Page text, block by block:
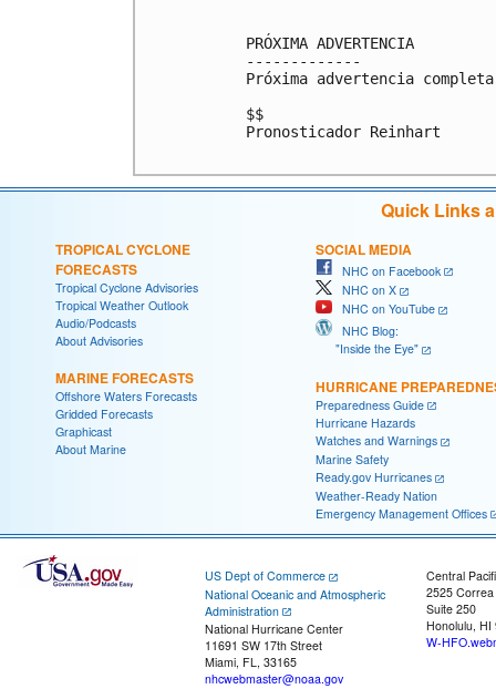
PRÓXIMA ADVERTENCIA
-------------
Próxima advertencia
$$
Pronosticador Reinhart
Quick Links
TROPICAL CYCLONE
FORECASTS
Tropical Cyclone Advisories
Tropical Weather Outlook
Audio/Podcasts
About Advisories
MARINE FORECASTS
Offshore Waters Forecasts
Gridded Forecasts
Graphicast
About Marine
SOCIAL MEDIA
NHC on Facebook
NHC on X
NHC on YouTube
NHC Blog:
"Inside the Eye"
HURRICANE
Preparedness Guide
Hurricane Hazards
Watches and Warnings
Marine Safety
Ready.gov Hurricanes
Weather-Ready Nation
Emergency Management Offices
US Dept of Commerce
National Oceanic and Atmospheric
Administration
National Hurricane Center
11691 SW 17th Street
Miami, FL, 33165
nhcwebmaster@noaa.gov
Central
2525
Suite 250
Honolulu, HI
W-